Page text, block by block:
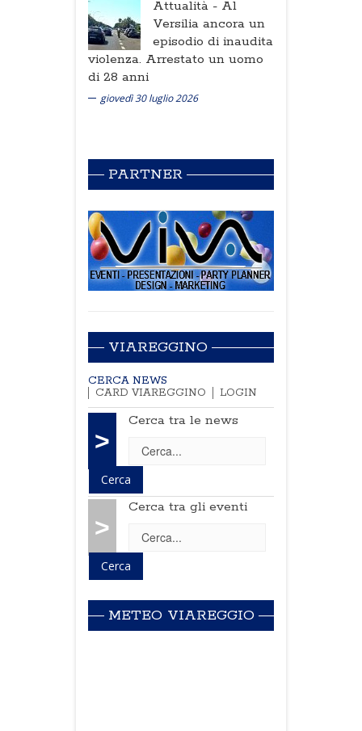
Attualità - Al
Versilia ancora un
episodio di inaudita
violenza. Arrestato un uomo
di 28 anni
giovedì 30 luglio 2026
PARTNER
VIAREGGINO
CERCA NEWS
CARD VIAREGGINO
LOGIN
>
Cerca tra le news
>
Cerca tra gli eventi
METEO VIAREGGIO